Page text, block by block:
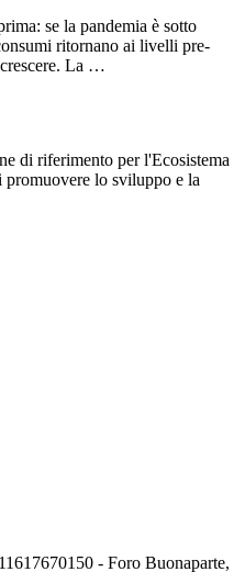
se la pandemia è sotto
ritornano ai livelli pre-
crescere. La …
di riferimento per l'Ecosistema
promuovere lo sviluppo e la
- Foro Buonaparte,